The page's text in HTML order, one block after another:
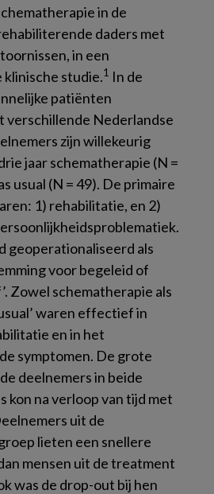
in de
daders met
in een
studie.1 In de
patiënten
verschillende Nederlandse
zijn willekeurig
jaar schematherapie (N =
usual (N = 49). De primaire
1) rehabilitatie, en 2)
geoperationaliseerd als
voor begeleid of
Zowel schematherapie als
waren effectief in
en in het
symptomen. De grote
deelnemers in beide
kon na verloop van tijd met
uit de
lieten een snellere
mensen uit de treatment
was de drop-out bij hen